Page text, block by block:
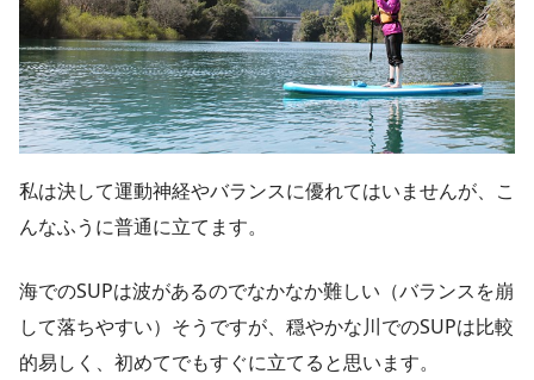
私は決して運動神経やバランスに優れてはいませんが、こ
んなふうに普通に立てます。
海でのSUPは波があるのでなかなか難しい（バランスを崩
して落ちやすい）そうですが、穏やかな川でのSUPは比較
的易しく、初めてでもすぐに立てると思います。